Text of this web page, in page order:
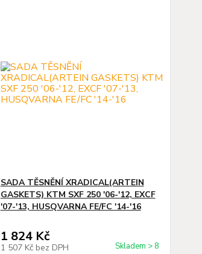
SADA TĚSNĚNÍ XRADICAL(ARTEIN
GASKETS) KTM SXF 250 '06-'12, EXCF
'07-'13, HUSQVARNA FE/FC '14-'16
1 824 Kč
1 507 Kč bez DPH Skladem > 8